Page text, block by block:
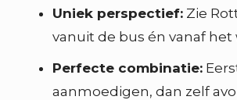
Uniek perspectief:Zie
vanuit de bus én vanaf het
Perfecte combinatie:
aanmoedigen, dan zelf